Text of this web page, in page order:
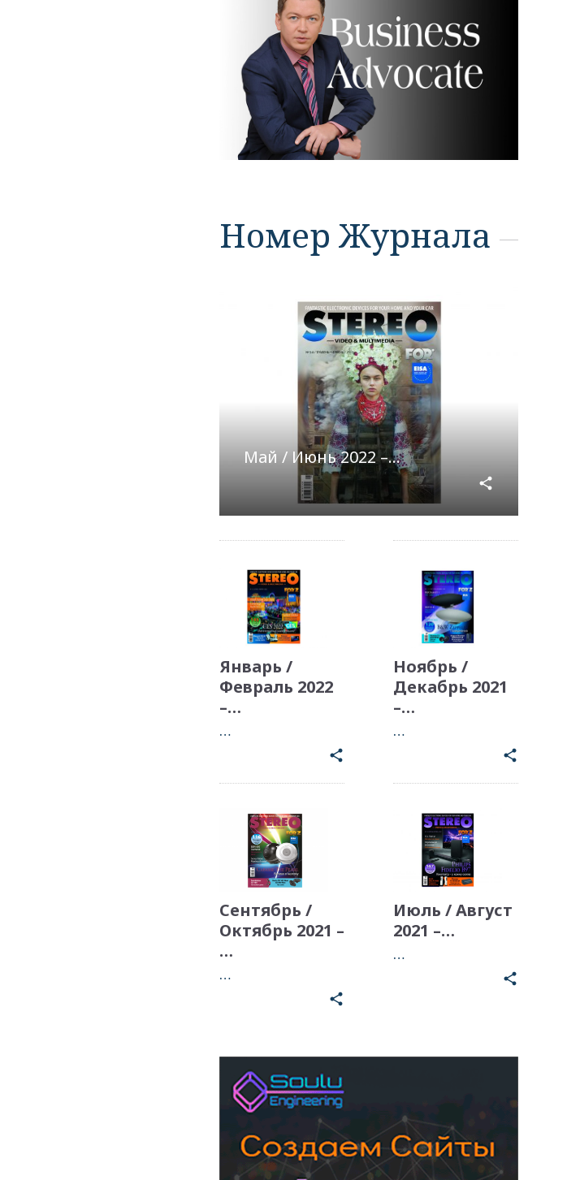
Номер Журнала
Май / Июнь 2022 –…
share
Январь /
Февраль 2022
–…
…
share
Ноябрь /
Декабрь 2021
–…
…
share
Сентябрь /
Октябрь 2021 –
…
…
share
Июль / Август
2021 –…
…
share